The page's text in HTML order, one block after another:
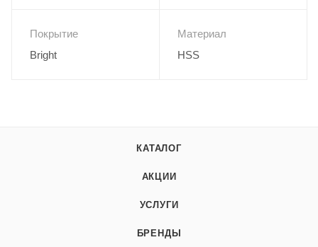
Покрытие
Bright
Материал
HSS
КАТАЛОГ
АКЦИИ
УСЛУГИ
БРЕНДЫ